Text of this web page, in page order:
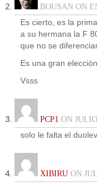
BOUSAN ON
Es cierto, es la
a su hermana la F
que no se
Es una gran
Vsss
PCP1 ON
solo le falta el
XIBIRU ON